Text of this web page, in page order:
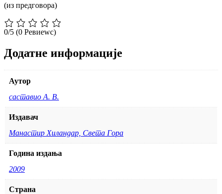
(из предговора)
0/5 (0 Ревиеwс)
Додатне информације
Аутор
саставио А. В.
Издавач
Манастир Хиландар, Света Гора
Година издања
2009
Страна